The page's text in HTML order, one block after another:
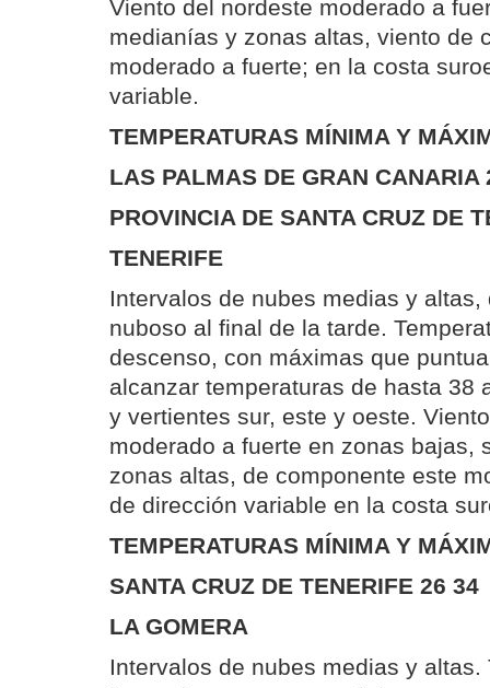
Viento del nordeste moderado a
medianías y zonas altas, viento de
moderado a fuerte; en la costa
variable.
TEMPERATURAS MÍNIMA Y
LAS PALMAS DE GRAN CANARIA
PROVINCIA DE SANTA CRUZ DE
TENERIFE
Intervalos de nubes medias y
nuboso al final de la tarde.
descenso, con máximas que
alcanzar temperaturas de hasta 38
y vertientes sur, este y oeste.
moderado a fuerte en zonas bajas,
zonas altas, de componente este
de dirección variable en la costa
TEMPERATURAS MÍNIMA Y
SANTA CRUZ DE TENERIFE 26 34
LA GOMERA
Intervalos de nubes medias y altas.